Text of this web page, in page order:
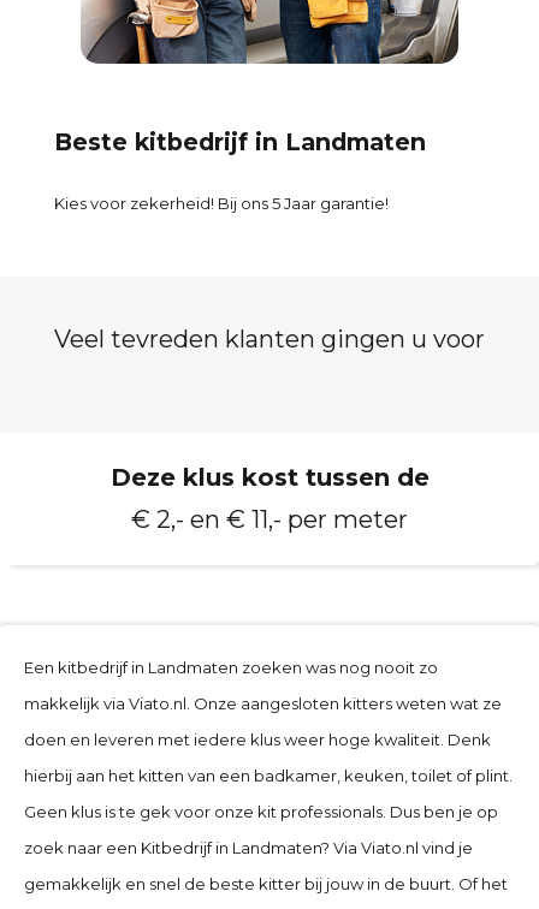
Beste kitbedrijf in Landmaten
Kies voor zekerheid! Bij ons 5 Jaar garantie!
Veel tevreden klanten gingen u voor
Deze klus kost tussen de
€ 2,- en € 11,- per meter
Een kitbedrijf in Landmaten zoeken was nog nooit zo
makkelijk via Viato.nl. Onze aangesloten kitters weten wat ze
doen en leveren met iedere klus weer hoge kwaliteit. Denk
hierbij aan het kitten van een badkamer, keuken, toilet of plint.
Geen klus is te gek voor onze kit professionals. Dus ben je op
zoek naar een Kitbedrijf in Landmaten? Via Viato.nl vind je
gemakkelijk en snel de beste kitter bij jouw in de buurt. Of het